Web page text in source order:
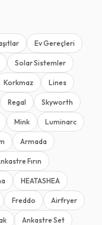
Ev Gereçleri
Solar Sistemler
Korkmaz Lines
Regal Skyworth
Mink Luminarc
Armada
Fırın
HEATASHEA
Freddo Airfryer
Ankastre Set